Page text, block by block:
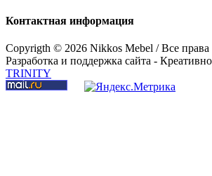
Контактная информация
Copyrigth © 2026 Nikkos Mebel / Все
Разработка и поддержка сайта -
TRINITY